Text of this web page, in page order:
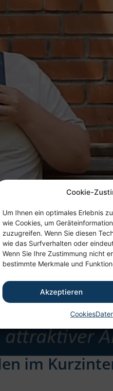
Cookie-
Um Ihnen ein optimales Erlebnis
wie Cookies, um
zuzugreifen. Wenn Sie diesen
wie das Surfverhalten oder
Wenn Sie Ihre Zustimmung nicht
bestimmte Merkmale und
Akzeptieren
Cookies
im